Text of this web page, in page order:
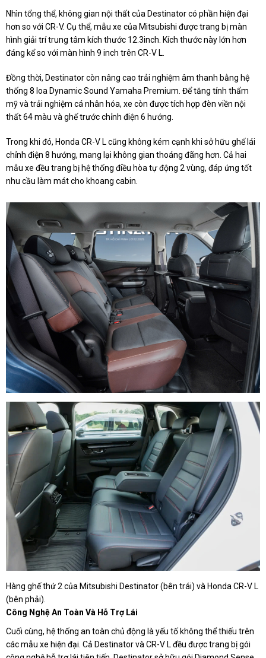
Nhìn tổng thể, không gian nội thất của Destinator có phần hiện đại
hơn so với CR-V. Cụ thể, mẫu xe của Mitsubishi được trang bị màn
hình giải trí trung tâm kích thước 12.3inch. Kích thước này lớn hơn
đáng kể so với màn hình 9 inch trên CR-V L.
Đồng thời, Destinator còn nâng cao trải nghiệm âm thanh bằng hệ
thống 8 loa Dynamic Sound Yamaha Premium. Để tăng tính thẩm
mỹ và trải nghiệm cá nhân hóa, xe còn được tích hợp đèn viền nội
thất 64 màu và ghế trước chỉnh điện 6 hướng.
Trong khi đó, Honda CR-V L cũng không kém cạnh khi sở hữu ghế lái
chỉnh điện 8 hướng, mang lại không gian thoáng đãng hơn. Cả hai
mẫu xe đều trang bị hệ thống điều hòa tự động 2 vùng, đáp ứng tốt
nhu cầu làm mát cho khoang cabin.
Hàng ghế thứ 2 của Mitsubishi Destinator (bên trái) và Honda CR-V L
(bên phải).
Công Nghệ An Toàn Và Hỗ Trợ Lái
Cuối cùng, hệ thống an toàn chủ động là yếu tố không thể thiếu trên
các mẫu xe hiện đại. Cả Destinator và CR-V L đều được trang bị gói